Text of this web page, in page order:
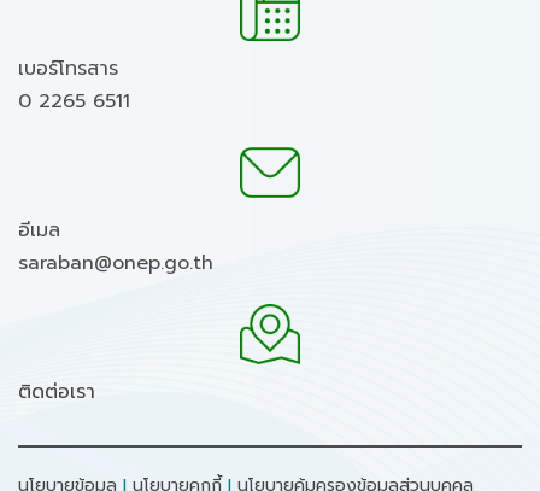
เบอร์โทรสาร
0 2265 6511
อีเมล
saraban@onep.go.th
ติดต่อเรา
นโยบายข้อมูล I นโยบายคุกกี้ I นโยบายคุ้มครองข้อมูลส่วนบุคคล